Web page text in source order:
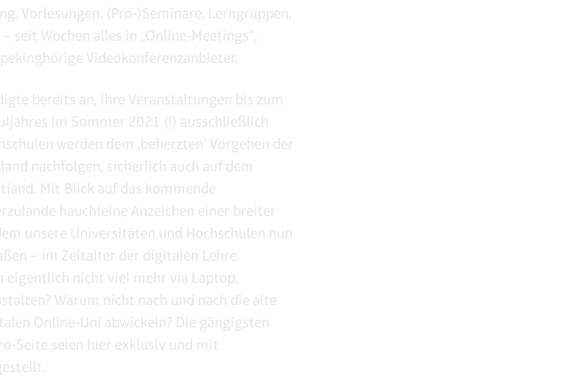
Vorlesungen, (Pro-)Seminare, Lerngruppen,
seit Wochen alles in „Online-Meetings“,
Videokonferenzanbieter.
bereits an, ihre Veranstaltungen bis zum
im Sommer 2021 (!) ausschließlich
werden dem ‚beherzten‘ Vorgehen der
nachfolgen, sicherlich auch auf dem
Mit Blick auf das kommende
hauchfeine Anzeichen einer breiter
unsere Universitäten und Hochschulen nun
– im Zeitalter der digitalen Lehre
eigentlich nicht viel mehr via Laptop,
Warum nicht nach und nach die alte
Online-Uni abwickeln? Die gängigsten
Seite seien hier exklusiv und mit